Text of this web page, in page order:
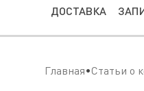
ДОСТАВКА
Главная Статьи о